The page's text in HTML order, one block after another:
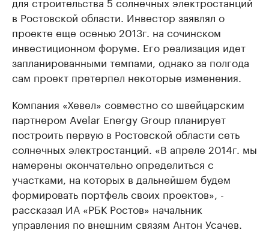
в Ростовской области. Инвестор заявлял о
проекте еще осенью 2013г. на сочинском
инвестиционном форуме. Его реализация идет
запланированными темпами, однако за полгода
сам проект претерпел некоторые изменения.
Компания «Хевел» совместно со швейцарским
партнером Avelar Energy Group планирует
построить первую в Ростовской области сеть
солнечных электростанций. «В апреле 2014г. мы
намерены окончательно определиться с
участками, на которых в дальнейшем будем
формировать портфель своих проектов», -
рассказал ИА «РБК Ростов» начальник
управления по внешним связям Антон Усачев.